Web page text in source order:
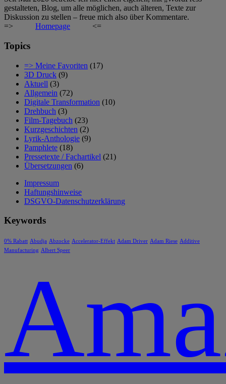
gestalteten, Blog, um alle möglichen, auch älteren, Texte zur
Diskussion zu stellen – freue mich also über Kommentare.
=> Homepage <=
Topics
=> Meine Favoriten (17)
3D Druck (9)
Aktuell (3)
Allgemein (72)
Digitale Transformation (10)
Drehbuch (3)
Film-Tagebuch (23)
Kurzgeschichten (2)
Lyrik-Anthologie (9)
Pamphlete (18)
Pressetexte / Fachartikel (21)
Übersetzungen (6)
Impressum
Haftungshinweise
DSGVO-Datenschutzerklärung
Keywords
0% Rabatt Abudja Abzocke Accelerator-Effekt Adam Driver Adam Riese Additive
Manufacturing Albert Speer